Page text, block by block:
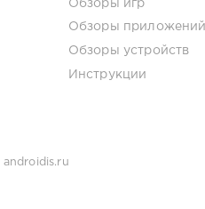
Обзоры игр
Обзоры приложений
Обзоры устройств
Инструкции
androidis.ru